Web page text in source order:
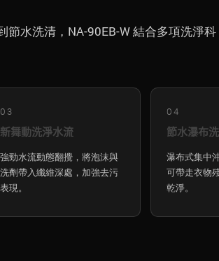
水洗清，NA-90EB-W 結合多項洗淨科
03
新舞動洗淨水流
強勁水流動態翻攪，將泡沫與
洗劑帶入纖維深處，加強去污
表現。
04
節水瀑布
瀑布式集中
可帶走衣物
乾淨。